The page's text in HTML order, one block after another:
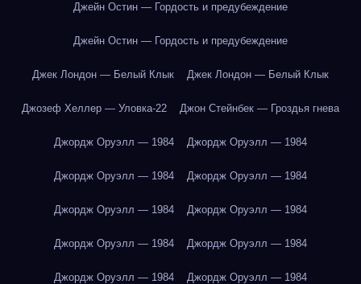
Джейн Остин — Гордость и предубеждение
Джейн Остин — Гордость и предубеждение
Джек Лондон — Белый Клык Джек Лондон — Белый Клык
Джозеф Хеллер — Уловка-22 Джон Стейнбек — Гроздья гнева
Джордж Оруэлл — 1984 Джордж Оруэлл — 1984
Джордж Оруэлл — 1984 Джордж Оруэлл — 1984
Джордж Оруэлл — 1984 Джордж Оруэлл — 1984
Джордж Оруэлл — 1984 Джордж Оруэлл — 1984
Джордж Оруэлл — 1984 Джордж Оруэлл — 1984